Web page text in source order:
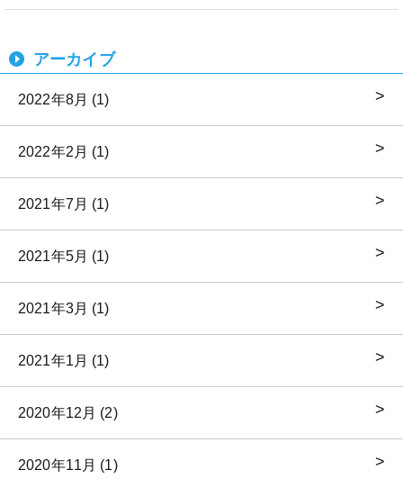
アーカイブ
2022年8月 (1)
2022年2月 (1)
2021年7月 (1)
2021年5月 (1)
2021年3月 (1)
2021年1月 (1)
2020年12月 (2)
2020年11月 (1)